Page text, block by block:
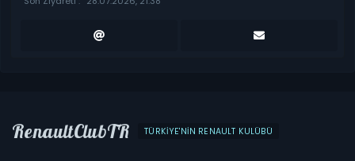
RenaultClubTR TÜRKIYE'NIN RENAULT KULÜBÜ